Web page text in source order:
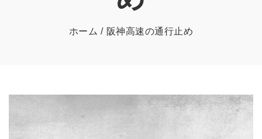
ホーム 阪神高速の通行止め